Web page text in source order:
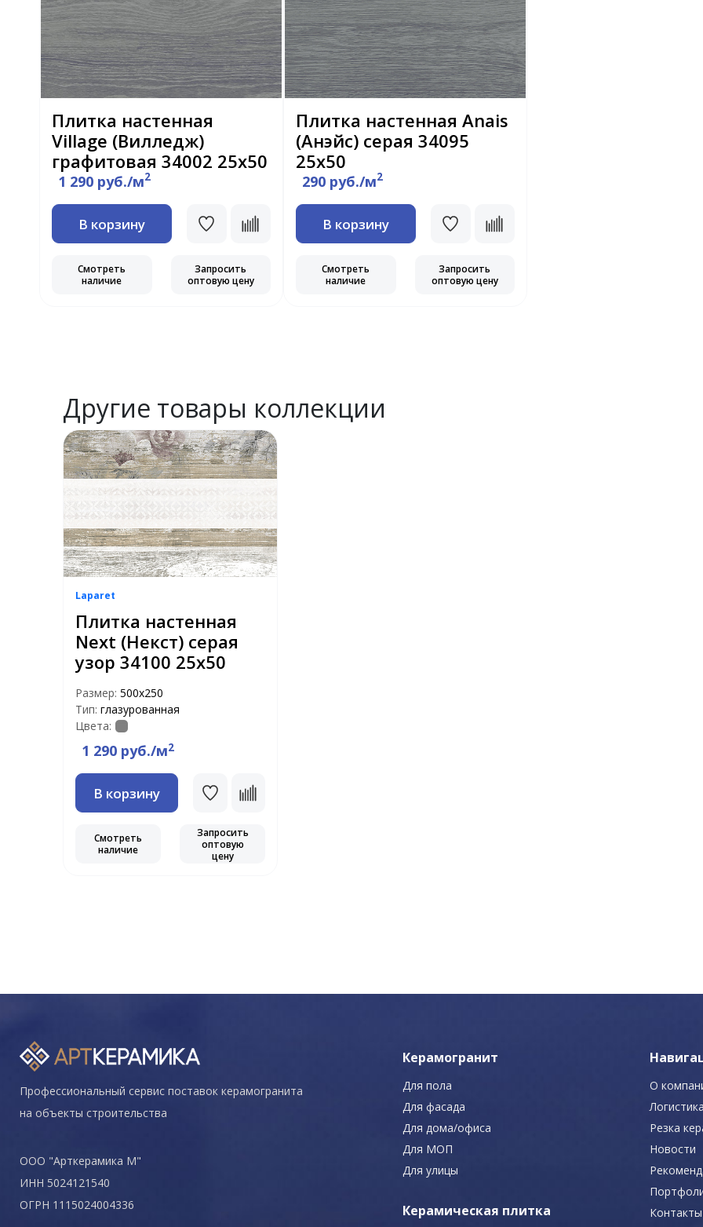
Плитка настенная
Village (Вилледж)
графитовая 34002 25х50
1 290 руб./м2
В корзину
Смотреть
наличие
Запросить
оптовую цену
Плитка настенная Anais
(Анэйс) серая 34095
25х50
290 руб./м2
В корзину
Смотреть
наличие
Запросить
оптовую цену
Другие товары коллекции
Laparet
Плитка настенная
Next (Некст) серая
узор 34100 25х50
Размер: 500х250
Тип: глазурованная
Цвета:
1 290 руб./м2
В корзину
Смотреть
наличие
Запросить
оптовую
цену
Профессиональный сервис поставок керамогранита
на объекты строительства
ООО "Арткерамика М"
ИНН 5024121540
ОГРН 1115024004336
Керамогранит
Для пола
Для фасада
Для дома/офиса
Для МОП
Для улицы
Керамическая плитка
О
Логистика
Резка
Новости
Контакты